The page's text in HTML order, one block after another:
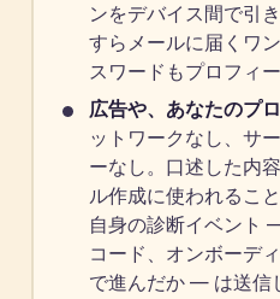
ンをデバイス間で引
すらメールに届くワ
スワードもプロフィ
広告や、あなたのプ
ットワークなし、サ
ーなし。口述した内
ル作成に使われるこ
自身の診断イベント
コード、オンボーデ
で進んだか — は送信